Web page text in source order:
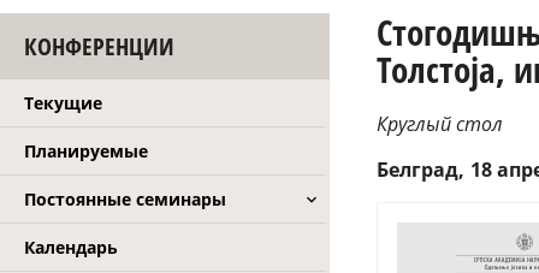
КОНФЕРЕНЦИИ
Текущие
Планируемые
Постоянные семинары
Календарь
Толстоја,
Круглый стол
Белград 18